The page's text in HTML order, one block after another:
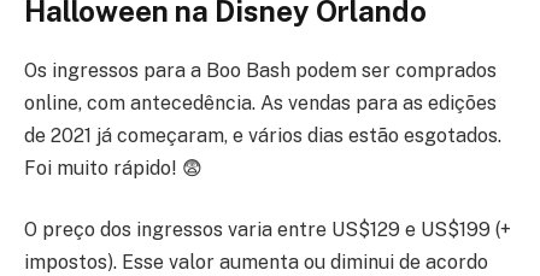
Halloween na Disney Orlando
Os ingressos para a Boo Bash podem ser comprados
online, com antecedência. As vendas para as edições
de 2021 já começaram, e vários dias estão esgotados.
Foi muito rápido! 😨
O preço dos ingressos varia entre US$129 e US$199 (+
impostos). Esse valor aumenta ou diminui de acordo